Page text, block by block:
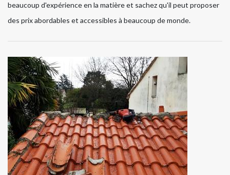
beaucoup d'expérience en la matière et sachez qu'il peut proposer
des prix abordables et accessibles à beaucoup de monde.